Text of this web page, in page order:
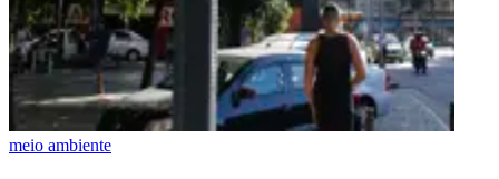
meio ambiente